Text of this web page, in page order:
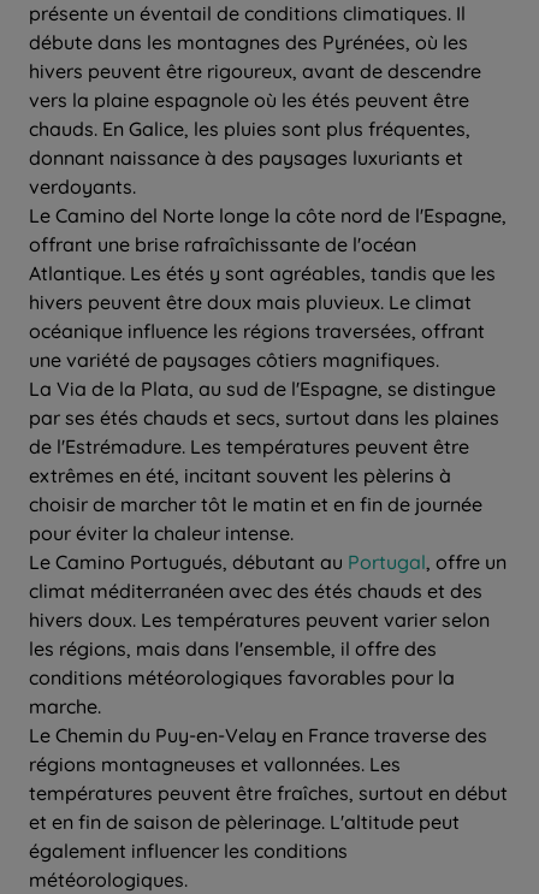
présente un éventail de conditions climatiques. Il
débute dans les montagnes des Pyrénées, où les
hivers peuvent être rigoureux, avant de descendre
vers la plaine espagnole où les étés peuvent être
chauds. En Galice, les pluies sont plus fréquentes,
donnant naissance à des paysages luxuriants et
verdoyants.
Le Camino del Norte longe la côte nord de l'Espagne,
offrant une brise rafraîchissante de l'océan
Atlantique. Les étés y sont agréables, tandis que les
hivers peuvent être doux mais pluvieux. Le climat
océanique influence les régions traversées, offrant
une variété de paysages côtiers magnifiques.
La Via de la Plata, au sud de l'Espagne, se distingue
par ses étés chauds et secs, surtout dans les plaines
de l'Estrémadure. Les températures peuvent être
extrêmes en été, incitant souvent les pèlerins à
choisir de marcher tôt le matin et en fin de journée
pour éviter la chaleur intense.
Le Camino Portugués, débutant au Portugal, offre un
climat méditerranéen avec des étés chauds et des
hivers doux. Les températures peuvent varier selon
les régions, mais dans l'ensemble, il offre des
conditions météorologiques favorables pour la
marche.
Le Chemin du Puy-en-Velay en France traverse des
régions montagneuses et vallonnées. Les
températures peuvent être fraîches, surtout en début
et en fin de saison de pèlerinage. L'altitude peut
également influencer les conditions
météorologiques.